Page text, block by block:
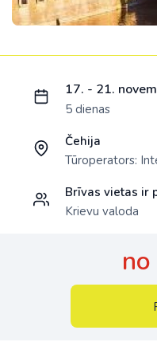
17. - 21.
5 dienas
Čehija
Tūroperators:
Brīvas vietas ir
Krievu valoda